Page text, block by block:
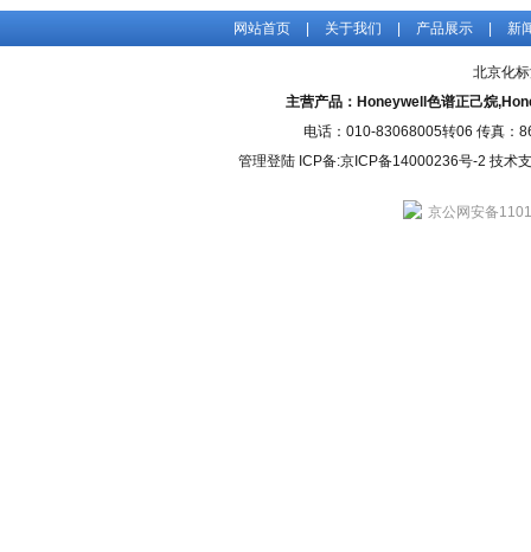
网站首页 关于我们 产品展示 新
北京化
主营产品：Honeywell色谱正己烷
电话：010-83068005转06 传真：
管理登陆ICP备:京ICP备14000236号-2 技术
京公网安备